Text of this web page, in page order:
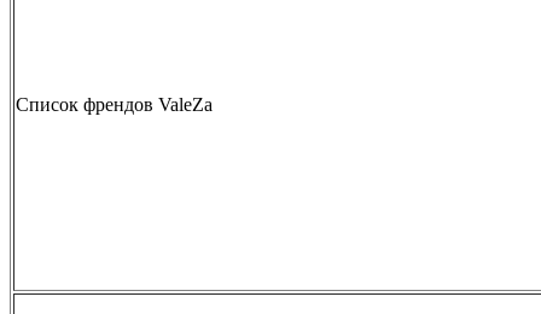
Список френдов ValeZа